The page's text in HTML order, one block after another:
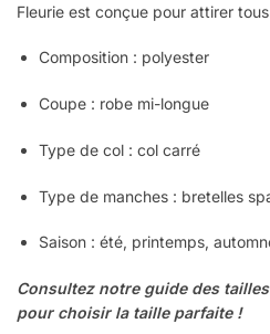
Fleurie est conçue pour attirer
Composition : polyester
Coupe : robe mi-longue
Type de col : col carré
Type de manches : bretelles
Saison : été, printemps,
Consultez notre guide des
pour choisir la taille parfaite !